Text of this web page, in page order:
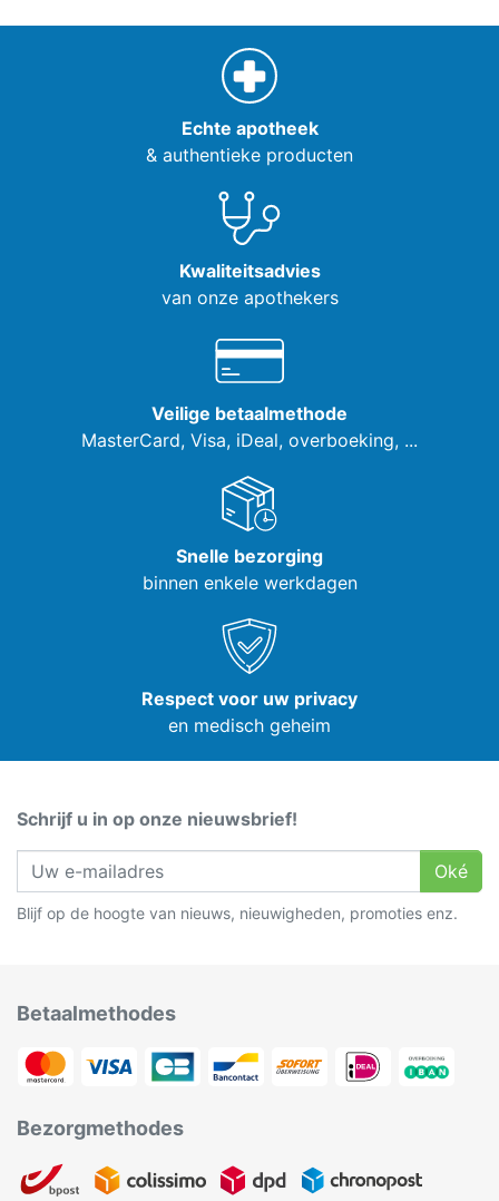
Echte apotheek
& authentieke producten
Kwaliteitsadvies
van onze apothekers
Veilige betaalmethode
MasterCard, Visa, iDeal, overboeking, ...
Snelle bezorging
binnen enkele werkdagen
Respect voor uw privacy
en medisch geheim
Schrijf u in op onze nieuwsbrief!
Oké
Blijf op de hoogte van nieuws, nieuwigheden, promoties enz.
Betaalmethodes
Bezorgmethodes